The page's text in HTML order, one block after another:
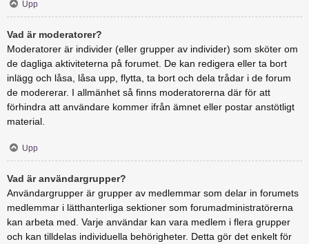
Upp
Vad är moderatorer?
Moderatorer är individer (eller grupper av individer) som sköter om
de dagliga aktiviteterna på forumet. De kan redigera eller ta bort
inlägg och låsa, låsa upp, flytta, ta bort och dela trådar i de forum
de modererar. I allmänhet så finns moderatorerna där för att
förhindra att användare kommer ifrån ämnet eller postar anstötligt
material.
Upp
Vad är användargrupper?
Användargrupper är grupper av medlemmar som delar in forumets
medlemmar i lätthanterliga sektioner som forumadministratörerna
kan arbeta med. Varje användar kan vara medlem i flera grupper
och kan tilldelas individuella behörigheter. Detta gör det enkelt för